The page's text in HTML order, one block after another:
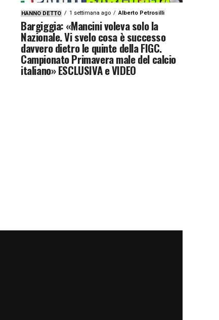
HANNO DETTO 1 settimana ago Alberto Petrosilli
Bargiggia: «Mancini voleva solo la
Nazionale. Vi svelo cosa è successo
davvero dietro le quinte della FIGC.
Campionato Primavera male del calcio
italiano» ESCLUSIVA e VIDEO